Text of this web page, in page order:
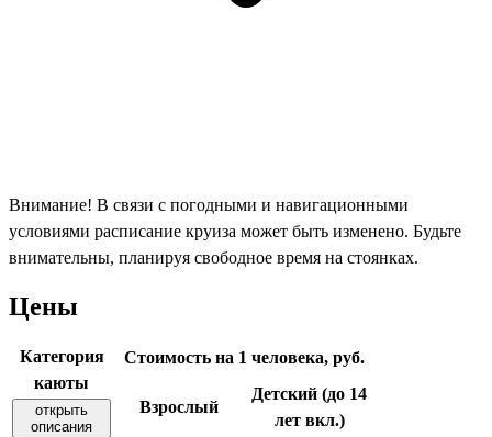
Внимание! В связи с погодными и навигационными
условиями расписание круиза может быть изменено. Будьте
внимательны, планируя свободное время на стоянках.
Цены
Категория
каюты
открыть
описания
Стоимость на 1 человека, руб.
Взрослый
Детский (до 14
лет вкл.)